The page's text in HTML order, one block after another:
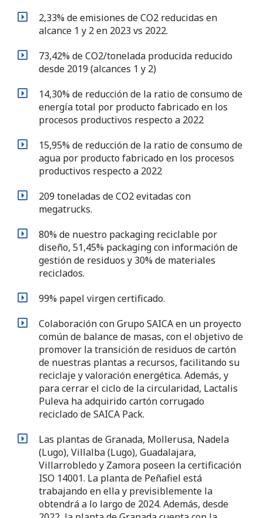
2,33% de emisiones de CO2 reducidas en
alcance 1 y 2 en 2023 vs 2022.
73,42% de CO2/tonelada producida reducido
desde 2019 (alcances 1 y 2)
14,30% de reducción de la ratio de consumo de
energía total por producto fabricado en los
procesos productivos respecto a 2022
15,95% de reducción de la ratio de consumo de
agua por producto fabricado en los procesos
productivos respecto a 2022
209 toneladas de CO2 evitadas con
megatrucks.
80% de nuestro packaging reciclable por
diseño, 51,45% packaging con información de
gestión de residuos y 30% de materiales
reciclados.
99% papel virgen certificado.
Colaboración con Grupo SAICA en un proyecto
común de balance de masas, con el objetivo de
promover la transición de residuos de cartón
de nuestras plantas a recursos, facilitando su
reciclaje y valoración energética. Además, y
para cerrar el ciclo de la circularidad, Lactalis
Puleva ha adquirido cartón corrugado
reciclado de SAICA Pack.
Las plantas de Granada, Mollerusa, Nadela
(Lugo), Villalba (Lugo), Guadalajara,
Villarrobledo y Zamora poseen la certificación
ISO 14001. La planta de Peñafiel está
trabajando en ella y previsiblemente la
obtendrá a lo largo de 2024. Además, desde